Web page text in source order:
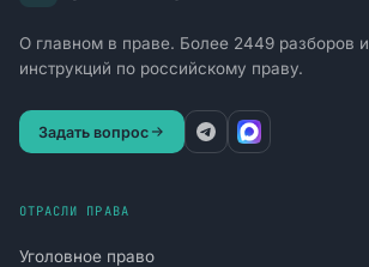
О главном в праве. Более 2449 разборов и
инструкций по российскому праву.
Задать вопрос
ОТРАСЛИ ПРАВА
Уголовное право